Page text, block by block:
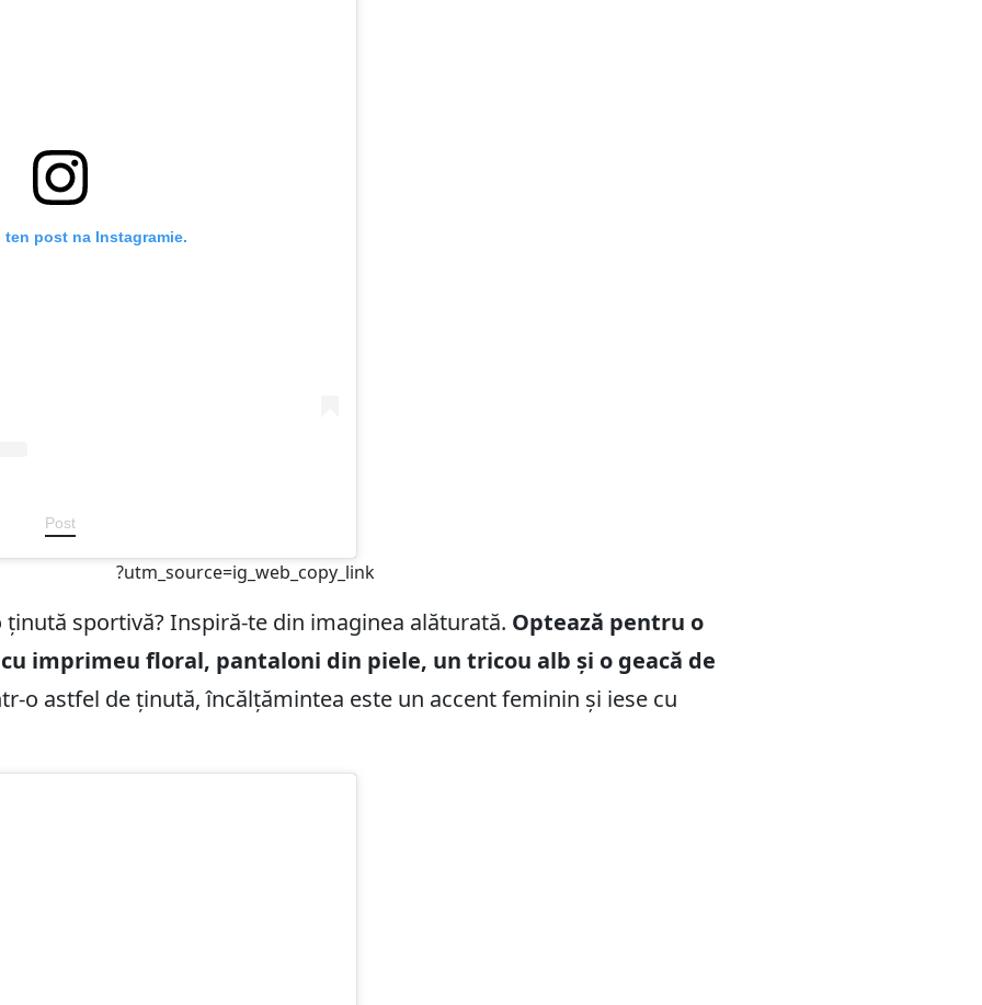
ten post na Instagramie.
Post
?utm_source=ig_web_copy_link
sportivă? Inspiră-te din imaginea alăturată. Optează pentru o
imprimeu floral, pantaloni din piele, un tricou alb și o geacă de
o astfel de ținută, încălțămintea este un accent feminin și iese cu